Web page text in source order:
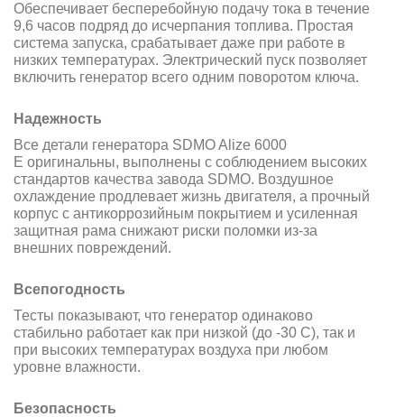
Обеспечивает бесперебойную подачу тока в течение
9,6 часов подряд до исчерпания топлива. Простая
система запуска, срабатывает даже при работе в
низких температурах. Электрический пуск позволяет
включить генератор всего одним поворотом ключа.
Надежность
Все детали генератора SDMO Alize 6000
E оригинальны, выполнены с соблюдением высоких
стандартов качества завода SDMO. Воздушное
охлаждение продлевает жизнь двигателя, а прочный
корпус с антикоррозийным покрытием и усиленная
защитная рама снижают риски поломки из-за
внешних повреждений.
Всепогодность
Тесты показывают, что генератор одинаково
стабильно работает как при низкой (до -30 С), так и
при высоких температурах воздуха при любом
уровне влажности.
Безопасность